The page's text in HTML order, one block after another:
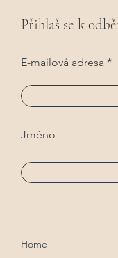
Přihlaš se k
E-mailová adresa
Jméno
Home